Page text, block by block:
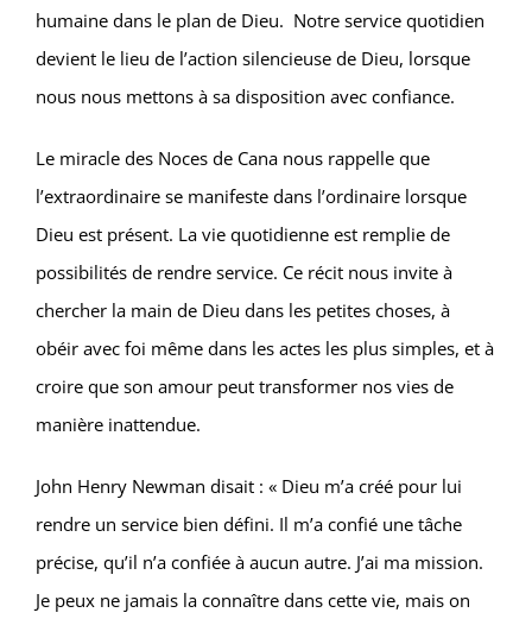
humaine dans le plan de Dieu. Notre service quotidien
devient le lieu de l’action silencieuse de Dieu, lorsque
nous nous mettons à sa disposition avec confiance.
Le miracle des Noces de Cana nous rappelle que
l’extraordinaire se manifeste dans l’ordinaire lorsque
Dieu est présent. La vie quotidienne est remplie de
possibilités de rendre service. Ce récit nous invite à
chercher la main de Dieu dans les petites choses, à
obéir avec foi même dans les actes les plus simples, et à
croire que son amour peut transformer nos vies de
manière inattendue.
John Henry Newman disait : « Dieu m’a créé pour lui
rendre un service bien défini. Il m’a confié une tâche
précise, qu’il n’a confiée à aucun autre. J’ai ma mission.
Je peux ne jamais la connaître dans cette vie, mais on